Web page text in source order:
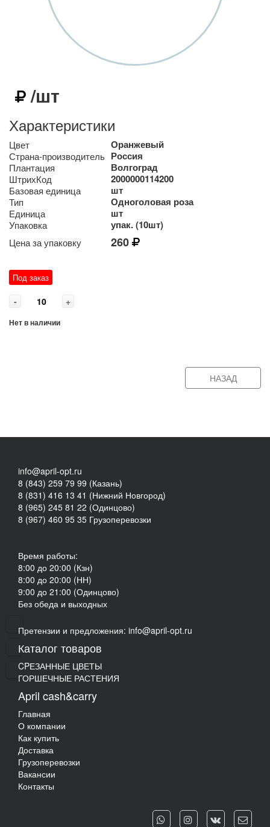
/шт
Характеристики
Цвет Оранжевый
Страна-производитель Россия
Плантация Волгоград
ШтрихКод 2000000114200
Базовая единица шт
Тип Одноголовая роза
Единица шт
Упаковка упак. (10шт)
Цена за упаковку 260
Под заказ
- +
Нет в наличии
НАЗАД
info@april-opt.ru
8 (843) 259 79 99 (Казань)
8 (831) 416 13 41 (Нижний Новгород)
8 (965) 245 81 22 (Одинцово)
8 (967) 460 95 35 Грузоперевозки
Время работы:
8:00 до 20:00 (Кзн)
8:00 до 20:00 (НН)
9:00 до 21:00 (Одинцово)
Без обеда и выходных
Претензии и предложения: info@april-opt.ru
Каталог товаров
CPЕЗАННЫЕ ЦВЕТЫ
ГОРШЕЧНЫЕ РАСТЕНИЯ
April cash&carry
Главная
О компании
Как купить
Доставка
Грузоперевозки
Вакансии
Контакты